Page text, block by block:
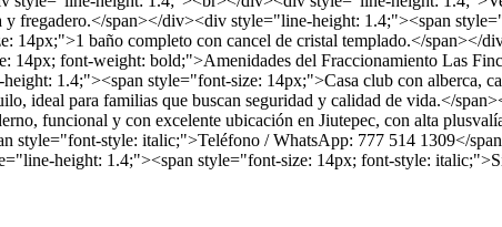
fregadero.</span></div><div style="line-height: 1.4;"><span
baño completo con cancel de cristal templado.</
font-weight: bold;">Amenidades del Fraccionamiento Las
1.4;"><span style="font-size: 14px;">Casa club con alberca,
ideal para familias que buscan seguridad y calidad de vida.</
funcional y con excelente ubicación en Jiutepec, con alta
style: italic;">Teléfono / WhatsApp: 777 514 1309</
height: 1.4;"><span style="font-size: 14px; font-style: